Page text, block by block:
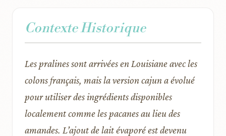
Contexte Historique
Les pralines sont arrivées en Louisiane avec les
colons français, mais la version cajun a évolué
pour utiliser des ingrédients disponibles
localement comme les pacanes au lieu des
amandes. L’ajout de lait évaporé est devenu